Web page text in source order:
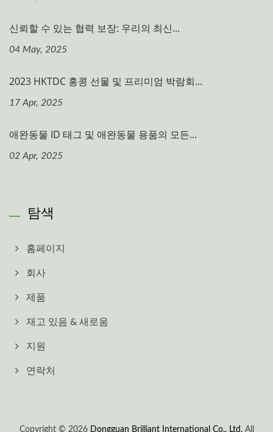
신뢰할 수 있는 협력 보장: 우리의 최신...
04 May, 2025
2023 HKTDC 홍콩 선물 및 프리미엄 박람회...
17 Apr, 2025
애완동물 ID 태그 및 애완동물 용품의 모든...
02 Apr, 2025
탐색
홈페이지
회사
제품
재고 있음 & 새로움
지원
연락처
Copyright © 2026 Dongguan Brilliant International Co., Ltd.All